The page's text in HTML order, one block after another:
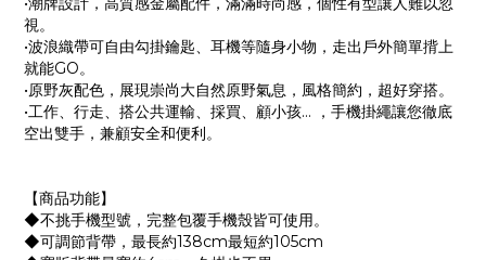
視。
•波浪織帶可自由勾掛鑰匙、耳機等隨身小物，走出戶外簡單揹上
就能GO。
•原野灰配色，展現崇尚大自然原野氣息，風格簡約，超好穿搭。
•工作、行走、搭公共運輸、採買、顧小孩... ，手機掛繩讓您徹底
空出雙手，兼顧安全和便利。
【商品功能】
◆不挑手機型號，完整包覆手機殼皆可使用。
◆可調節背帶，最長約138cm最短約105cm